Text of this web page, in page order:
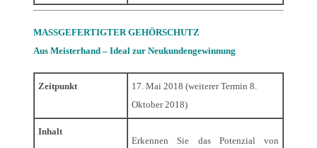
MASSGEFERTIGTER GEHÖRSCHUTZ
Aus Meisterhand – Ideal zur Neukundengewinnung
Zeitpunkt
17. Mai 2018 (weiterer Termin 8.
Oktober 2018)
Inhalt
Erkennen Sie das Potenzial von